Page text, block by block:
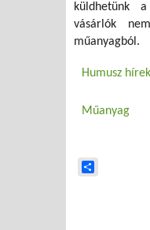
küldhetünk
vásárlók
műanyagból.
Humusz hírek
Műanyag